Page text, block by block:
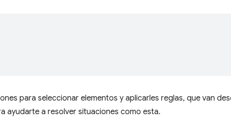
para seleccionar elementos y aplicarles reglas, que van
ayudarte a resolver situaciones como esta.